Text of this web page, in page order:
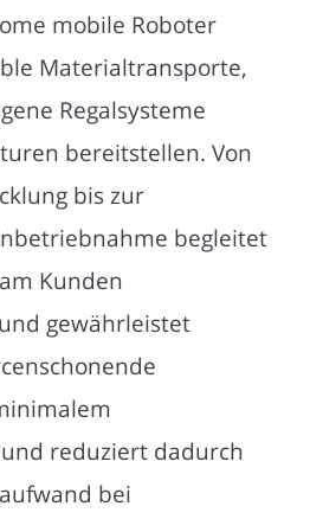
mobile Roboter
Materialtransporte,
Regalsysteme
bereitstellen. Von
bis zur
begleitet
Kunden
gewährleistet
reduziert dadurch
bei